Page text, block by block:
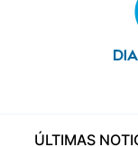
ÚLTIMAS